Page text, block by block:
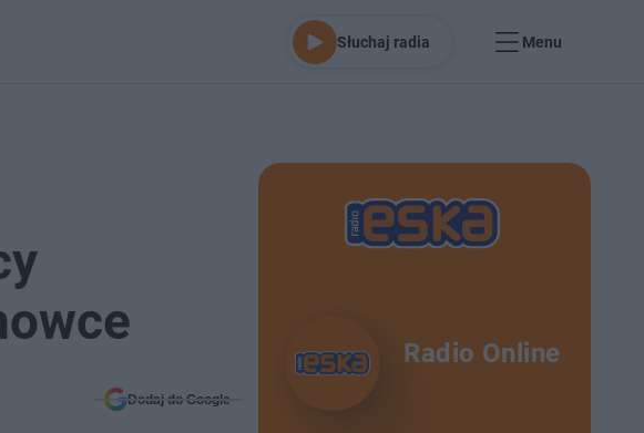
Słuchaj radia Menu
Dodaj do Google
Radio Online